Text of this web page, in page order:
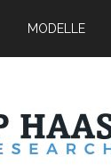
MODELLE